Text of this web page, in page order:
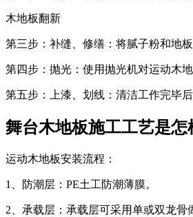
木地板翻新
第三步：补缝、修缮：将腻子粉和地
第四步：抛光：使用抛光机对运动木
第五步：上漆、划线：清洁工作完毕
舞台木地板施工工艺是怎
运动木地板安装流程：
1、防潮层：PE土工防潮薄膜。
2、承载层：承载层可采用单或双龙